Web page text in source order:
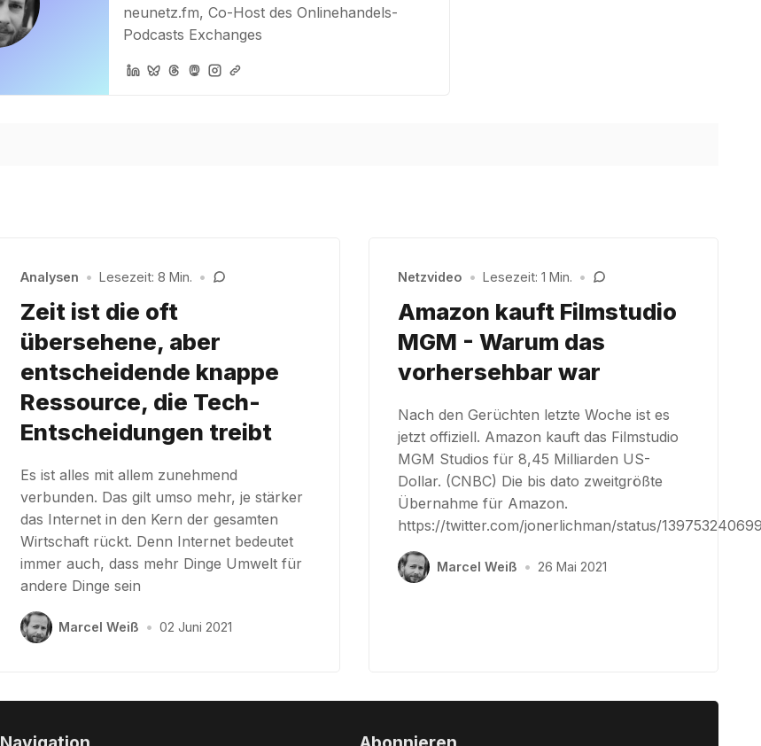
neunetz.fm, Co-Host des Onlinehandels-
Podcasts Exchanges
Analysen • Lesezeit: 8 Min. •
Zeit ist die oft
übersehene, aber
entscheidende knappe
Ressource, die Tech-
Entscheidungen treibt
Es ist alles mit allem zunehmend
verbunden. Das gilt umso mehr, je stärker
das Internet in den Kern der gesamten
Wirtschaft rückt. Denn Internet bedeutet
immer auch, dass mehr Dinge Umwelt für
andere Dinge sein
Marcel Weiß • 02 Juni 2021
Netzvideo • Lesezeit: 1 Min. •
Amazon kauft Filmstudio
MGM - Warum das
vorhersehbar war
Nach den Gerüchten letzte Woche ist es
jetzt offiziell. Amazon kauft das Filmstudio
MGM Studios für 8,45 Milliarden US-
Dollar. (CNBC) Die bis dato zweitgrößte
Übernahme für Amazon.
https://twitter.com/jonerlichman/status/
Marcel Weiß • 26 Mai 2021